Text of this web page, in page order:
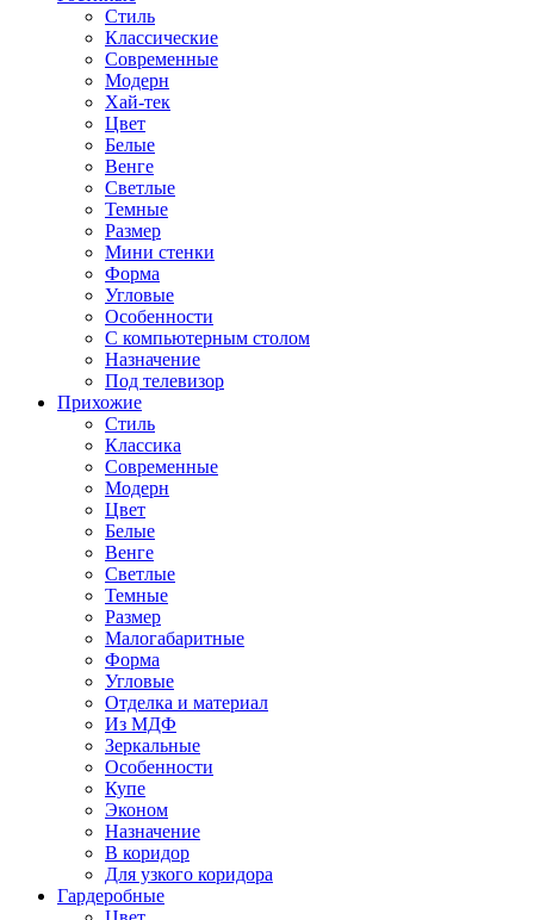
Стиль
Классические
Современные
Модерн
Хай-тек
Цвет
Белые
Венге
Светлые
Темные
Размер
Мини стенки
Форма
Угловые
Особенности
С компьютерным столом
Назначение
Под телевизор
Прихожие
Стиль
Классика
Современные
Модерн
Цвет
Белые
Венге
Светлые
Темные
Размер
Малогабаритные
Форма
Угловые
Отделка и материал
Из МДФ
Зеркальные
Особенности
Купе
Эконом
Назначение
В коридор
Для узкого коридора
Гардеробные